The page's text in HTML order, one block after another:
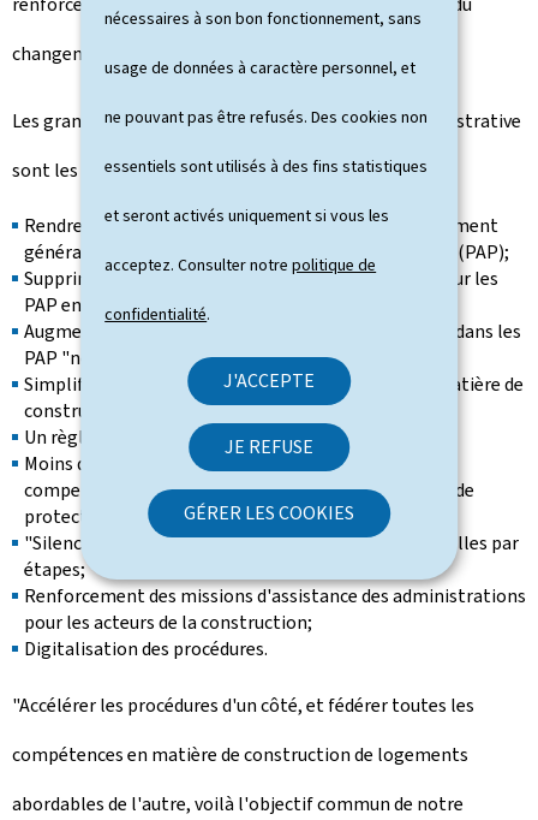
nécessaires à son bon fonctionnement, sans
usage de données à caractère personnel, et
ne pouvant pas être refusés. Des cookies non
essentiels sont utilisés à des fins statistiques
et seront activés uniquement si vous les
acceptez. Consulter notrepolitique de
confidentialité.
J'ACCEPTE
JE REFUSE
GÉRER LES COOKIES
changement climatique."
Les grandes lignes d'action de la simplification administrative
sont les suivantes:
Rendre uniformes les procédures de plan d'aménagement
général (PAG) et de plan d'aménagement particulier (PAP);
Supprimer l'évaluation sur l'environnement (EIE) pour les
PAP en-dessous de 4 ha de scellement;
Augmentation du nombre de logements abordables dans les
PAP "nouveaux quartiers" (révision de l'art. 29
Simplification des normes et règlementations en matière de
construction;
Un règlement national sur les bâtisses;
Moins d'études environnementales et de mesures de
compensation, tout en garantissant un niveau élevé de
protection de l'environnement et du paysage;
"Silence vaut accord" pour les autorisations individuelles par
étapes;
Renforcement des missions d'assistance des administrations
pour les acteurs de la construction;
Digitalisation des procédures.
"Accélérer les procédures d'un côté, et fédérer toutes les
compétences en matière de construction de logements
abordables de l'autre, voilà l'objectif commun de notre